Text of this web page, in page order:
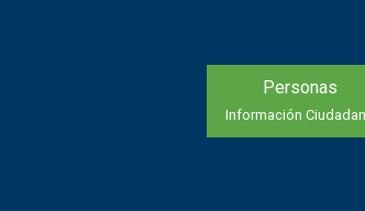
Personas
Información